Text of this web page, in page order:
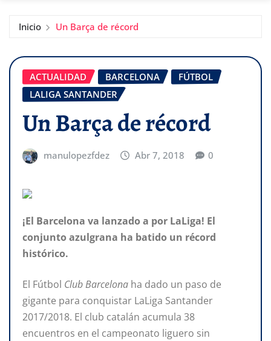
Inicio Un Barça de récord
ACTUALIDAD BARCELONA
FÚTBOL
LALIGA SANTANDER
Un Barça de récord
manulopezfdez Abr 7, 2018 0
¡El Barcelona va lanzado a por LaLiga! El
conjunto azulgrana ha batido un récord
histórico.
El Fútbol Club Barcelona ha dado un paso de
gigante para conquistar LaLiga Santander
2017/2018. El club catalán acumula 38
encuentros en el campeonato liguero sin